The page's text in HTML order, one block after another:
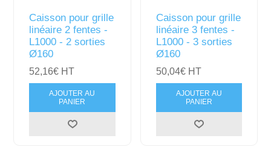
Caisson pour grille
linéaire 2 fentes -
L1000 - 2 sorties
Ø160
52,16€ HT
AJOUTER AU
PANIER
Caisson pour grille
linéaire 3 fentes -
L1000 - 3 sorties
Ø160
50,04€ HT
AJOUTER AU
PANIER